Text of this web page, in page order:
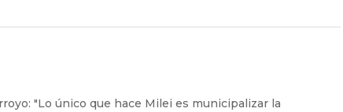
"Lo único que hace Milei es municipalizar la